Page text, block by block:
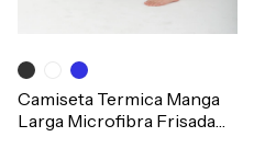
Camiseta Termica Manga
Larga Microfibra Frisada